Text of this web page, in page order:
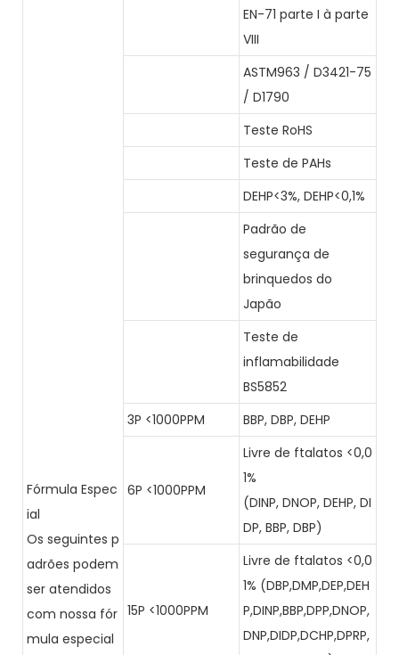
Fórmula Espec
ial
Os seguintes p
adrões podem
ser atendidos
com nossa fór
mula especial
EN-71 parte I à parte
VIII
ASTM963 / D3421-75
/ D1790
Teste RoHS
Teste de PAHs
DEHP<3%, DEHP<0,1%
Padrão de
segurança de
brinquedos do
Japão
Teste de
inflamabilidade
BS5852
3P <1000PPM
BBP, DBP, DEHP
6P <1000PPM
Livre de ftalatos <0,0
1%
(DINP, DNOP, DEHP, DI
DP, BBP, DBP)
15P <1000PPM
Livre de ftalatos <0,0
1% (DBP,DMP,DEP,DEH
P,DINP,BBP,DPP,DNOP,
DNP,DIDP,DCHP,DPRP,